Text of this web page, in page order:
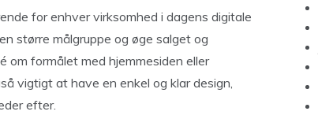
for enhver virksomhed i dagens digitale
større målgruppe og øge salget og
formålet med hjemmesiden eller
vigtigt at have en enkel og klar design,
efter.